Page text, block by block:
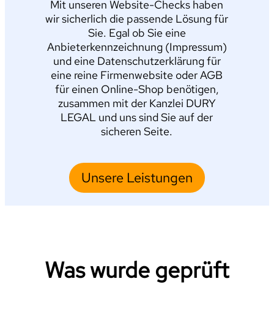
Mit unseren Website-Checks haben
wir sicherlich die passende Lösung für
Sie. Egal ob Sie eine
Anbieterkennzeichnung (Impressum)
und eine Datenschutzerklärung für
eine reine Firmenwebsite oder AGB
für einen Online-Shop benötigen,
zusammen mit der Kanzlei DURY
LEGAL und uns sind Sie auf der
sicheren Seite.
Unsere Leistungen
Was wurde geprüft